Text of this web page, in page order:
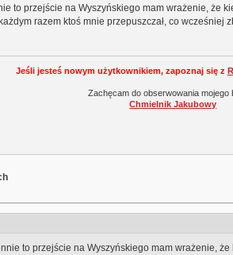
to przejście na Wyszyńskiego mam wrażenie, że
razem ktoś mnie przepuszczał, co wcześniej
Jeśli jesteś nowym użytkownikiem, zapoznaj się z
Zachęcam do obserwowania mojego
Chmielnik Jakubowy
to przejście na Wyszyńskiego mam wrażenie,